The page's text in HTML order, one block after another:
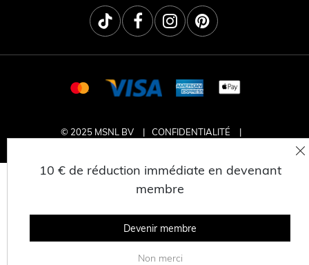
© 2025 MSNL BV
CONFIDENTIALITÉ
10 € de réduction immédiate en devenant
membre
Devenir membre
Non merci